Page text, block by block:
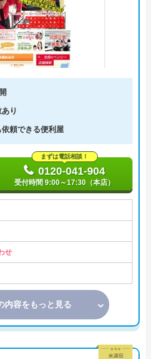
り
頼できる便利屋
まずは電話相談！
0120-041-904
受付時間 9:00～17:30（本店）
せ
内容をもっと見る